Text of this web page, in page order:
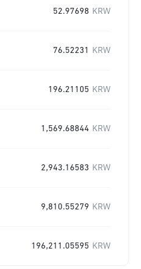
52.97698 KRW
76.52231 KRW
196.21105 KRW
1,569.68844 KRW
2,943.16583 KRW
9,810.55279 KRW
196,211.05595 KRW